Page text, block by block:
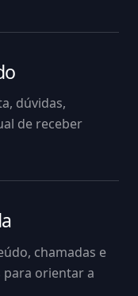
dúvidas,
de receber
chamadas e
para orientar a